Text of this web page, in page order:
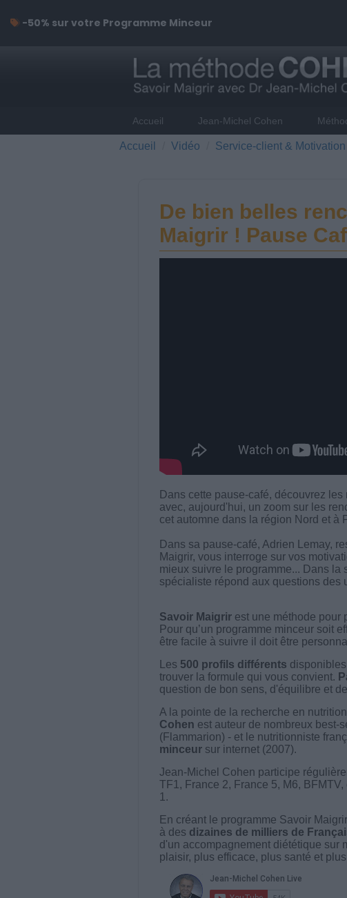
Accueil Jean-Michel Cohen
Accueil Vidéo Service-client & Motivation
De bien belles
Maigrir ! Pause
Dans cette pause-café, découvrez
avec, aujourd'hui, un zoom sur les
cet automne dans la région Nord et à
Dans sa pause-café, Adrien Lemay,
Maigrir, vous interroge sur vos
mieux suivre le programme... Dans
spécialiste répond aux questions des
Savoir Maigrirest une méthode pour
Pour qu’un programme minceur soit
être facile à suivre il doit être
Les 500 profils différents
trouver la formule qui vous convient.
question de bon sens, d'équilibre et
A la pointe de la recherche en
Cohen est auteur de nombreux best-
(Flammarion) - et le nutritionniste
minceursur internet (2007).
Jean-Michel Cohen participe
TF1, France 2, France 5, M6,
1.
En créant le programme Savoir
à des dizaines de milliers de
d'un accompagnement diététique sur
plaisir, plus efficace, plus santé et
-50% sur votre Programme Minceur